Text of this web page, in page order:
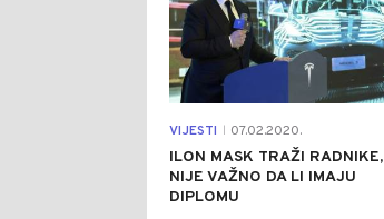
VIJESTI 07.02.2020.
ILON MASK TRAŽI RADNIKE,
NIJE VAŽNO DA LI IMAJU
DIPLOMU